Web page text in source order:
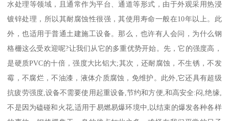
水处理等领域，且通常作为平台、通道等形式，由于外观采用热浸
镀锌处理，所以其耐腐蚀性很强，其使用寿命一般在10年以上。此
外，也适用于普通土建施工设备。那么，也许有人会问，为什么钢
格栅这么受欢迎呢?让我们从它的多重优势开始。先，它的强度高，
是硬质PVC的十倍，强度大比铝大;其次，还耐腐蚀，不生锈，不发
霉，不腐烂，不油漆，液体介质腐蚀，免维护。此外,它还具有超级
抗疲劳强度,设备不需要使用起重设备,节约和方便,和高安全:闷,绝缘,
不是因为磕碰和火花,适用于易燃易爆环境中,以结束的爆发各种各样